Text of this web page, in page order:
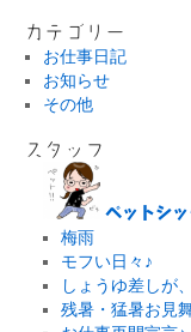
カテゴリー
お仕事日記
お知らせ
その他
スタッフ
ペットシ
梅雨
モフい日々♪
しょうゆ差しが
残暑・猛暑お見